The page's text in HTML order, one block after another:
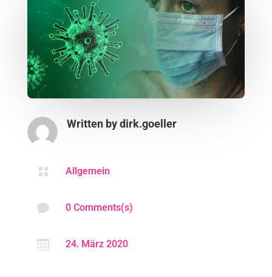
Written bydirk.goeller
 Allgemein
 0 Comments(s)
 24. März 2020